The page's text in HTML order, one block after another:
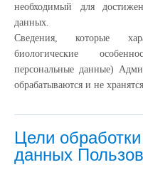
необходимый для
данных.
Сведения, которые
биологические
персональные данные)
обрабатываются и не
Цели
данных